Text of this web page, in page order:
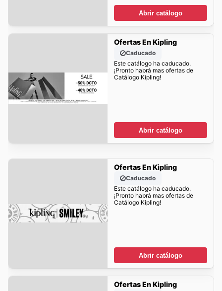
Abrir catálogo
Ofertas En Kipling
Caducado
Este catálogo ha caducado.
¡Pronto habrá mas ofertas de
Catálogo Kipling!
Abrir catálogo
Ofertas En Kipling
Caducado
Este catálogo ha caducado.
¡Pronto habrá mas ofertas de
Catálogo Kipling!
Abrir catálogo
Ofertas En Kipling